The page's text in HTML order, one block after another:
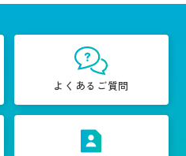
よくあるご質問